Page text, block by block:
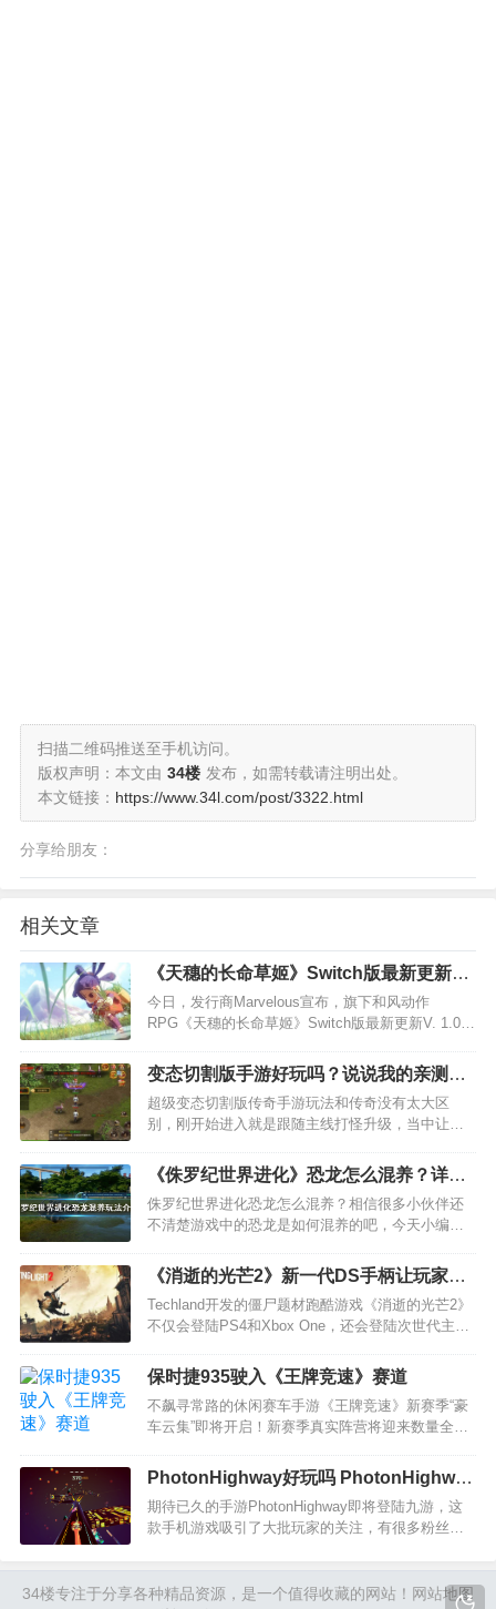
扫描二维码推送至手机访问。
版权声明：本文由 34楼 发布，如需转载请注明出处。
本文链接： https://www.34l.com/post/3322.html
分享给朋友：
相关文章
《天穗的长命草姬》Switch版最新更新V.
1.04上线
今日，发行商Marvelous宣布，旗下和风动作
RPG《天穗的长命草姬》Switch版最新更新V. 1.04
在缩短当羽衣伸展后没有刺中物品时的硬直时间。
放入积肥素材时，将自动略过无法制作的菜谱，
这…
变态切割版手游好玩吗？说说我的亲测体
验感想吧
超级变态切割版传奇手游玩法和传奇没有太大区
别，刚开始进入就是跟随主线打怪升级，当中让自
就是有很多变态的伤害和敌人，让我们玩起来更加
的带劲。这款手游如果大家无聊可以玩下，在上面
可以挂机打怪升级，也可…
《侏罗纪世界进化》恐龙怎么混养？详细
玩法攻略介绍
侏罗纪世界进化恐龙怎么混养？相信很多小伙伴还
不清楚游戏中的恐龙是如何混养的吧，今天小编给
绍，快来看一下吧。游戏中，小型食肉龙吃小型食
草龙，中型非装甲食草龙和非同类小型食肉龙，鸭
嘴龙类全部是中型非装…
《消逝的光芒2》新一代DS手柄让玩家体
会游戏远近武器手感
Techland开发的僵尸题材跑酷游戏《消逝的光芒2》
不仅会登陆PS4和Xbox One，还会登陆次世代主机
柄的全新特性，以及主机的3D音频效果为游戏增加
沉浸感与恐怖体验。相信通…
保时捷935驶入《王牌竞速》赛道
不飙寻常路的休闲赛车手游《王牌竞速》新赛季“豪
车云集”即将开启！新赛季真实阵营将迎来数量全新
兴奋不已！今日，让我们一同走进有着保时捷旗下
最成功赛车之一头衔的——保时捷935！ 图1：保
时…
PhotonHighway好玩吗 PhotonHighway
玩法简介
期待已久的手游PhotonHighway即将登陆九游，这
款手机游戏吸引了大批玩家的关注，有很多粉丝都
分析下，看看这款游戏的玩法特点和游戏剧…
34楼专注于分享各种精品资源，是一个值得收藏的网站！ 网站地图